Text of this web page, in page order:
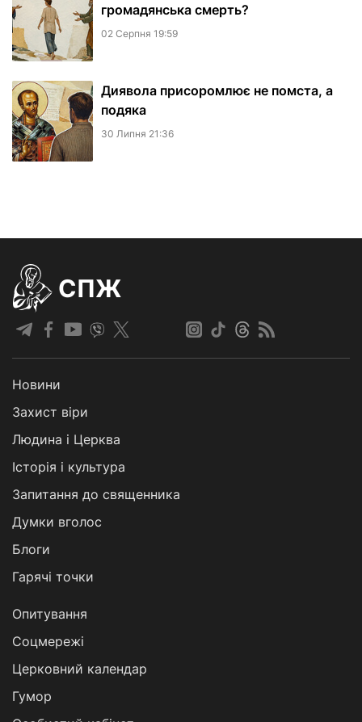
громадянська смерть?
02 Серпня 19:59
Диявола присоромлює не помста, а
подяка
30 Липня 21:36
СПЖ
Новини
Захист віри
Людина і Церква
Історія і культура
Запитання до священника
Думки вголос
Блоги
Гарячі точки
Опитування
Соцмережі
Церковний календар
Гумор